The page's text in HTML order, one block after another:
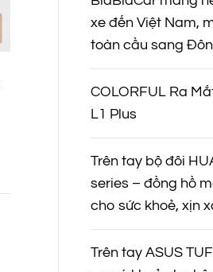
xe đến Việt Nam,
toàn cầu sang
COLORFUL Ra
L1 Plus
Trên tay bộ đôi
series – đồng hồ
cho sức khoẻ, xịn
Trên tay ASUS